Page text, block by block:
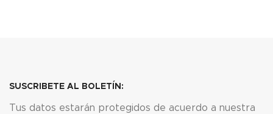
SUSCRIBETE AL BOLETÍN:
Tus datos estarán protegidos de acuerdo a nuestra